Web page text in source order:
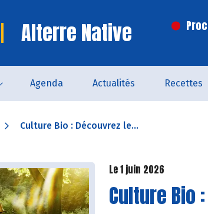
Alterre Native
Agenda Actualités Recettes
Culture Bio : Découvrez le...
Le 1 juin 2026
Culture Bio